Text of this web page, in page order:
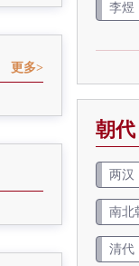
更多>
李煜
朝代
两汉
南北
清代